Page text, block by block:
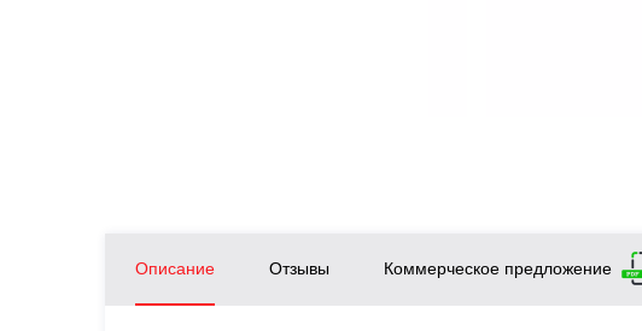
Описание Отзывы Коммерческое предложение